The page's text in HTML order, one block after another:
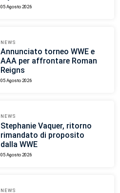
05 Agosto 2026
NEWS
Annunciato torneo WWE e
AAA per affrontare Roman
Reigns
05 Agosto 2026
NEWS
Stephanie Vaquer, ritorno
rimandato di proposito
dalla WWE
05 Agosto 2026
NEWS